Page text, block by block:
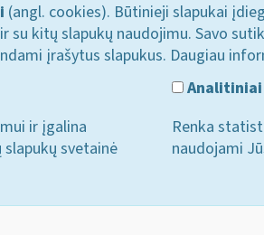
(angl. cookies). Būtinieji slapukai
su kitų slapukų naudojimu. Savo
įrašytus slapukus. Daugiau
ir įgalina
svetainė
Renka
naudojami